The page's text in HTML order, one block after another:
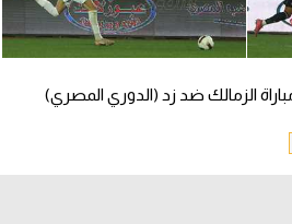
الزمالك ضد زد (الدوري المصري)